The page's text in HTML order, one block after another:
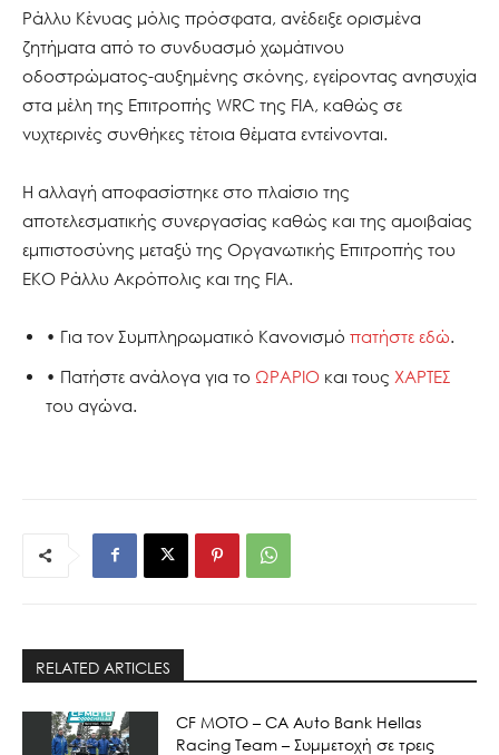
Ράλλυ Κένυας μόλις πρόσφατα, ανέδειξε ορισμένα
ζητήματα από το συνδυασμό χωμάτινου
οδοστρώματος-αυξημένης σκόνης, εγείροντας ανησυχία
στα μέλη της Επιτροπής WRC της FIA, καθώς σε
νυχτερινές συνθήκες τέτοια θέματα εντείνονται.
Η αλλαγή αποφασίστηκε στο πλαίσιο της
αποτελεσματικής συνεργασίας καθώς και της αμοιβαίας
εμπιστοσύνης μεταξύ της Οργανωτικής Επιτροπής του
ΕΚΟ Ράλλυ Ακρόπολις και της FIA.
• Για τον Συμπληρωματικό Κανονισμό πατήστε εδώ.
• Πατήστε ανάλογα για το ΩΡΑΡΙΟ και τους ΧΑΡΤΕΣ
του αγώνα.
RELATED ARTICLES
CF MOTO – CA Auto Bank Hellas
Racing Team – Συμμετοχή σε τρεις